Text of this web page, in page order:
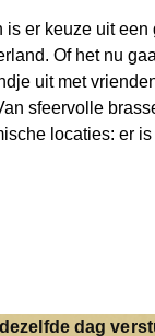
er keuze uit
Of het nu
uit met
sfeervolle
locaties: er
is er altijd een
dag